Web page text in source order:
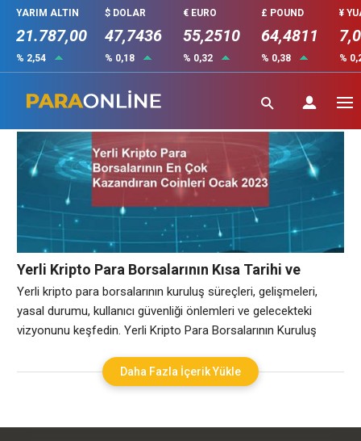
YARIM ALTIN
21.787,00
% 2,54
$ DOLAR
47,7436
% 0,18
€ EURO
55,2510
% 0,32
£ POUND
64,4811
% 0,38
¥
%
yerli borsa
Yerli Kripto Para Borsalarının Kısa Tarihi ve
Gelişimi
Yerli kripto para borsalarının kuruluş süreçleri, gelişmeleri,
yasal durumu, kullanıcı güvenliği önlemleri ve gelecekteki
vizyonunu keşfedin. Yerli Kripto Para Borsalarının Kuruluş
kripto para birimlerine olan ilginin artmasıyla birlikte
başlamıştır. İlk borsa, 2013 yılında kurulmuş olup, bu tarihten
göstermiştir. Başlangıçta, borsa
Daha Fazla İçerik Yükle